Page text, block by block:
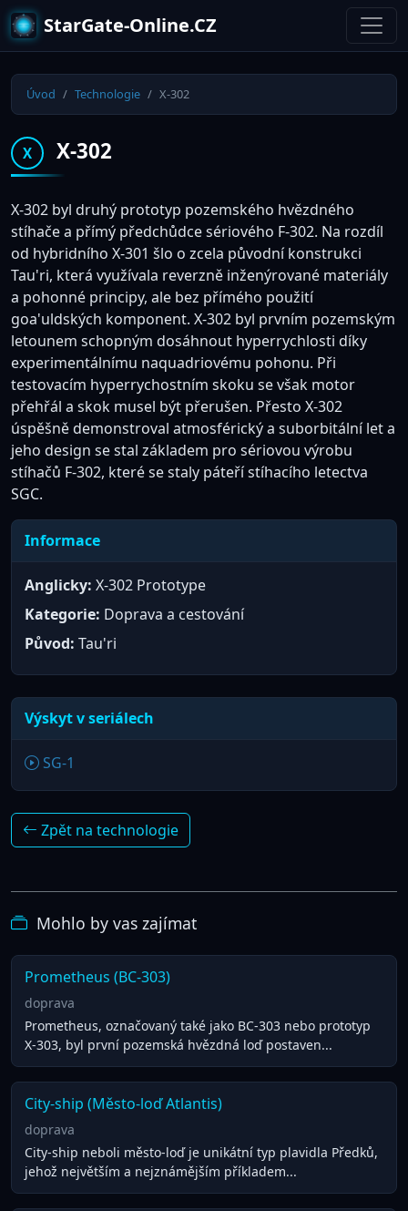
StarGate-Online.CZ
Úvod Technologie X-302
X X-302
X-302 byl druhý prototyp pozemského hvězdného
stíhače a přímý předchůdce sériového F-302. Na rozdíl
od hybridního X-301 šlo o zcela původní konstrukci
Tau'ri, která využívala reverzně inženýrované materiály
a pohonné principy, ale bez přímého použití
goa'uldských komponent. X-302 byl prvním pozemským
letounem schopným dosáhnout hyperrychlosti díky
experimentálnímu naquadriovému pohonu. Při
testovacím hyperrychostním skoku se však motor
přehřál a skok musel být přerušen. Přesto X-302
úspěšně demonstroval atmosférický a suborbitální let a
jeho design se stal základem pro sériovou výrobu
stíhačů F-302, které se staly páteří stíhacího letectva
SGC.
Informace
Anglicky: X-302 Prototype
Kategorie: Doprava a cestování
Původ: Tau'ri
Výskyt v seriálech
SG-1
Zpět na technologie
Mohlo by vas zajímat
Prometheus (BC-303)
doprava
Prometheus, označovaný také jako BC-303 nebo prototyp
X-303, byl první pozemská hvězdná loď postaven...
City-ship (Město-loď Atlantis)
doprava
City-ship neboli město-loď je unikátní typ plavidla Předků,
jehož největším a nejznámějším příkladem...